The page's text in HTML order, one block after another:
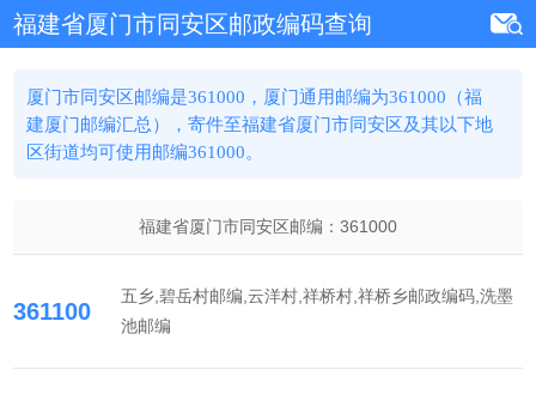
福建省厦门市同安区邮政编码查询
厦门市同安区邮编是361000，厦门通用邮编为361000（福
建厦门邮编汇总），寄件至福建省厦门市同安区及其以下地
区街道均可使用邮编361000。
福建省厦门市同安区邮编： 361000
361100
五乡,碧岳村邮编,云洋村,祥桥村,祥桥乡邮政编码,洗墨
池邮编